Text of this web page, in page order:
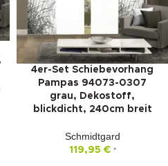
4er-Set Schiebevorhang
Pampas 94073-0307
grau, Dekostoff,
blickdicht, 240cm breit
Schmidtgard
119,95 € *